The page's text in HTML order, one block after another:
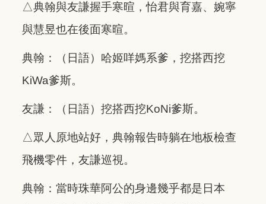
△典翰與友謙握手寒暄，怡君與育嘉、婉寧
與慧昱也在後面寒暄。
典翰：（日語）哈姬咩媽系爹，挖搭西挖
KiWa爹斯。
友謙：（日語）挖搭西挖KoNi爹斯。
△眾人原地站好，典翰報告時躺在地板檢查
飛機零件，友謙巡視。
典翰：當時珠華阿公的身邊幾乎都是日本